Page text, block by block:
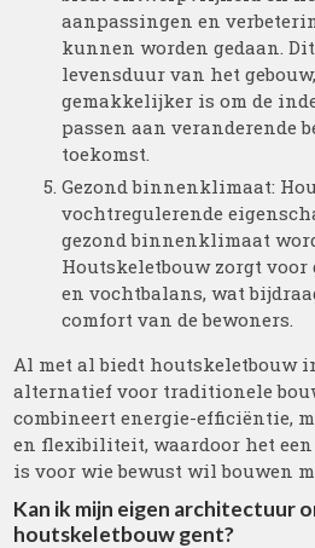
aanpassingen en
kunnen worden gedaan.
levensduur van het
gemakkelijker is om de
passen aan veranderende
toekomst.
Gezond binnenklimaat:
vochtregulerende
gezond binnenklimaat
Houtskeletbouw zorgt
en vochtbalans, wat
comfort van de bewoners.
Al met al biedt houtskeletbouw
alternatief voor traditionele
combineert energie-efficiëntie,
en flexibiliteit, waardoor het
is voor wie bewust wil bouwen
Kan ik mijn eigen architectuur
houtskeletbouw gent?